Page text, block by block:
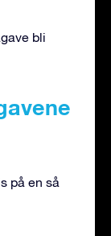
bli
på en så